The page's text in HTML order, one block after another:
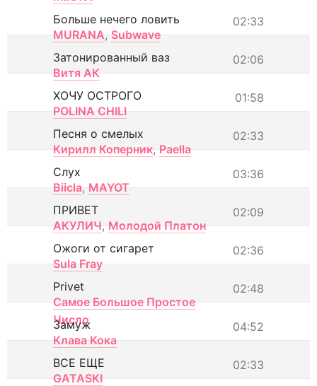
02:33
Больше нечего ловить
MURANA, Subwave
02:06
Затонированный ваз
Витя АК
01:58
ХОЧУ ОСТРОГО
POLINA CHILI
02:33
Песня о смелых
Кирилл Коперник, Paella
03:36
Слух
Biicla, MAYOT
02:09
ПРИВЕТ
АКУЛИЧ, Молодой Платон
02:36
Ожоги от сигарет
Sula Fray
02:48
Privet
Самое Большое Простое
Число
04:52
Замуж
Клава Кока
02:33
ВСЕ ЕЩЕ
GATASKI